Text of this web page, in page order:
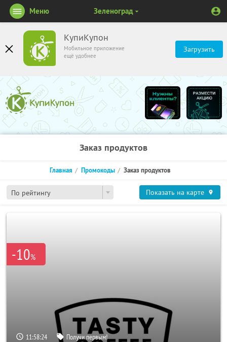
КупиКупон
Мобильное приложение
ещё удобнее
Загрузить
Меню Зеленоград
Заказ продуктов
По рейтингу
Главная Промокоды Заказ продуктов
Показать на карте
-10%
11:58:24 Получи первым!